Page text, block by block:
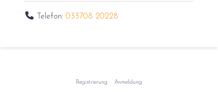
Telefon:033708 20228
Registrierung Anmeldung